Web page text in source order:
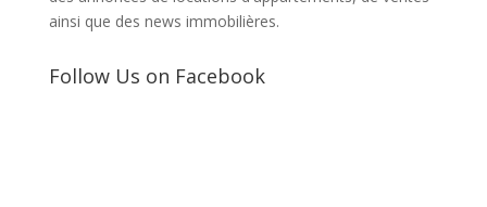
ainsi que des news immobilières.
Follow Us on Facebook